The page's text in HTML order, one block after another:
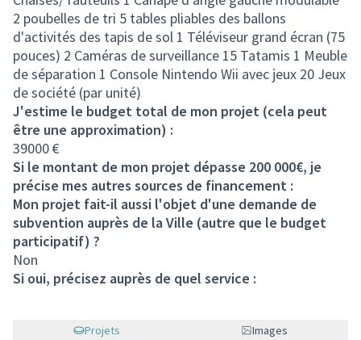
2 poubelles de tri 5 tables pliables des ballons
d'activités des tapis de sol 1 Téléviseur grand écran (75
pouces) 2 Caméras de surveillance 15 Tatamis 1 Meuble
de séparation 1 Console Nintendo Wii avec jeux 20 Jeux
de société (par unité)
J'estime le budget total de mon projet (cela peut
être une approximation) :
39000 €
Si le montant de mon projet dépasse 200 000€, je
précise mes autres sources de financement :
Mon projet fait-il aussi l'objet d'une demande de
subvention auprès de la Ville (autre que le budget
participatif) ?
Non
Si oui, précisez auprès de quel service :
Projets Images